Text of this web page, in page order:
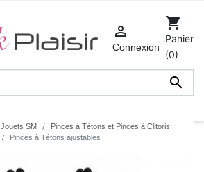


Connexion
shopping_cart
Panier
(0)
Jouets SM
Pinces à Tétons et Pinces à Clitoris
Pinces à Tétons ajustables